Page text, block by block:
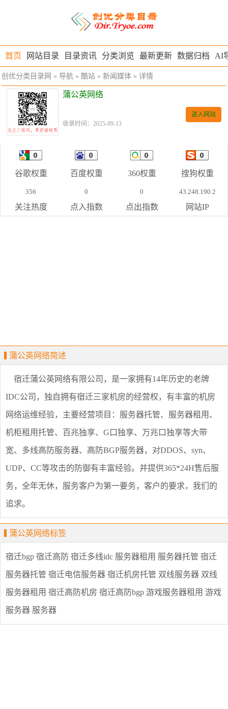
首页 网站目录 目录资讯 分类浏览 最新更新 数据归档 AI
创优分类目录网 » 导航 » 酷站 » 新闻媒体 » 详情
蒲公英网络
收录时间：2025-09-13
进入网站
谷歌权重 百度权重 360权重 搜狗权重
356
关注热度
0
点入指数
0
点出指数
43.248.190.2
网站IP
蒲公英网络简述
宿迁蒲公英网络有限公司，是一家拥有14年历史的老牌
IDC公司，独自拥有宿迁三家机房的经营权，有丰富的机房
网络运维经验，主要经营项目：服务器托管、服务器租用、
机柜租用托管、百兆独享、G口独享、万兆口独享等大带
宽、多线高防服务器、高防BGP服务器，对DDOS、syn、
UDP、CC等攻击的防御有丰富经验。并提供365*24H售后服
务，全年无休，服务客户为第一要务，客户的要求，我们的
追求。
蒲公英网络标签
宿迁bgp 宿迁高防 宿迁多线idc 服务器租用 服务器托管 宿迁
服务器托管 宿迁电信服务器 宿迁机房托管 双线服务器 双线
服务器租用 宿迁高防机房 宿迁高防bgp 游戏服务器租用 游戏
服务器 服务器